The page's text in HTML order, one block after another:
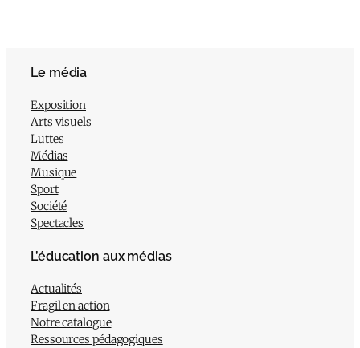
Le média
Exposition
Arts visuels
Luttes
Médias
Musique
Sport
Société
Spectacles
L’éducation aux médias
Actualités
Fragil en action
Notre catalogue
Ressources pédagogiques